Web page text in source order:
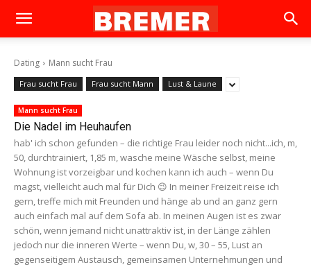
Dating Mann sucht Frau
Frau sucht Frau Frau sucht Mann Lust & Laune
Mann sucht Frau
Die Nadel im Heuhaufen
hab' ich schon gefunden – die richtige Frau leider noch nicht...ich, m,
50, durchtrainiert, 1,85 m, wasche meine Wäsche selbst, meine
Wohnung ist vorzeigbar und kochen kann ich auch – wenn Du
magst, vielleicht auch mal für Dich 😉 In meiner Freizeit reise ich
gern, treffe mich mit Freunden und hänge ab und an ganz gern
auch einfach mal auf dem Sofa ab. In meinen Augen ist es zwar
schön, wenn jemand nicht unattraktiv ist, in der Länge zählen
jedoch nur die inneren Werte – wenn Du, w, 30 – 55, Lust an
gegenseitigem Austausch, gemeinsamen Unternehmungen und